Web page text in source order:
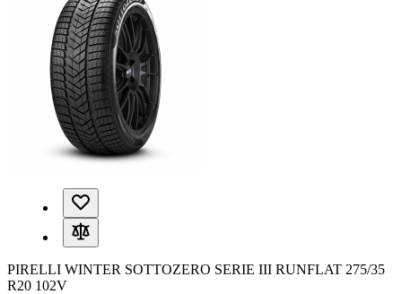
PIRELLI WINTER SOTTOZERO SERIE III RUNFLAT 275/35
R20 102V